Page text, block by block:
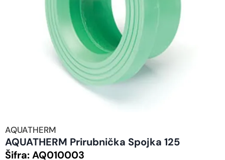
AQUATHERM
AQUATHERM Prirubnička Spojka 125
Šifra:AQ010003